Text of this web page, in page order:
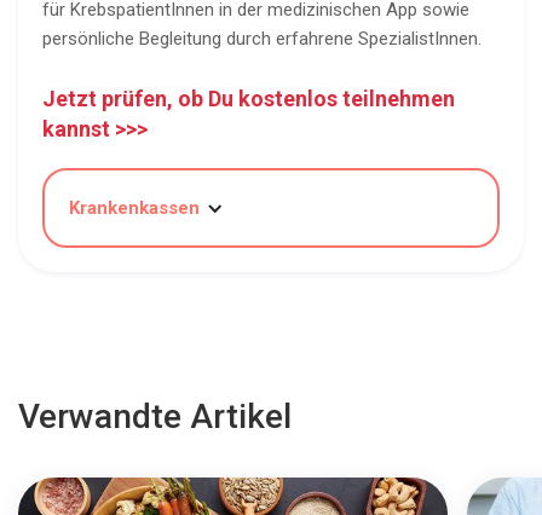
für KrebspatientInnen in der medizinischen App sowie
persönliche Begleitung durch erfahrene SpezialistInnen.
Jetzt prüfen, ob Du kostenlos teilnehmen
kannst >>>
Krankenkassen
Verwandte Artikel